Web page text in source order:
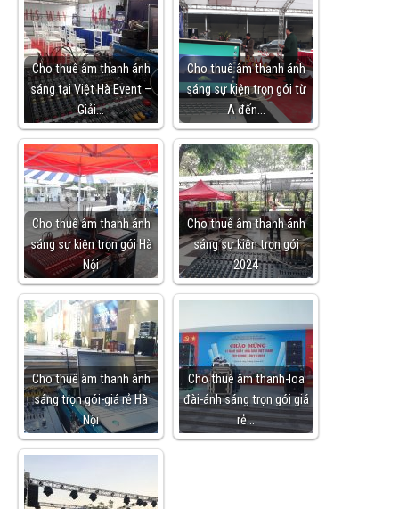
Cho thuê âm thanh ánh
sáng tại Việt Hà Event –
Giải…
Cho thuê âm thanh ánh
sáng sự kiện trọn gói từ
A đến…
Cho thuê âm thanh ánh
sáng sự kiện trọn gói Hà
Nội
Cho thuê âm thanh ánh
sáng sự kiện trọn gói
2024
Cho thuê âm thanh ánh
sáng trọn gói-giá rẻ Hà
Nội
Cho thuê âm thanh-loa
đài-ánh sáng trọn gói giá
rẻ…